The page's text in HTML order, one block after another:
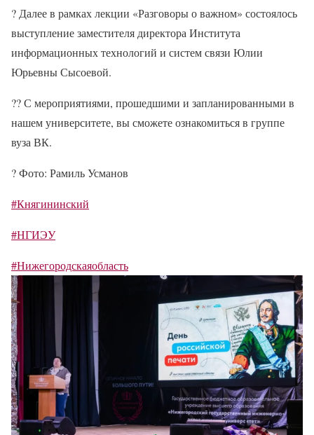
? Далее в рамках лекции «Разговоры о важном» состоялось
выступление заместителя директора Института
информационных технологий и систем связи Юлии
Юрьевны Сысоевой.
??С мероприятиями, прошедшими и запланированными в
нашем университете, вы сможете ознакомиться в группе
вуза ВК.
?Фото: Рамиль Усманов
#Княгининский
#НГИЭУ
#Нижегородскаяобласть